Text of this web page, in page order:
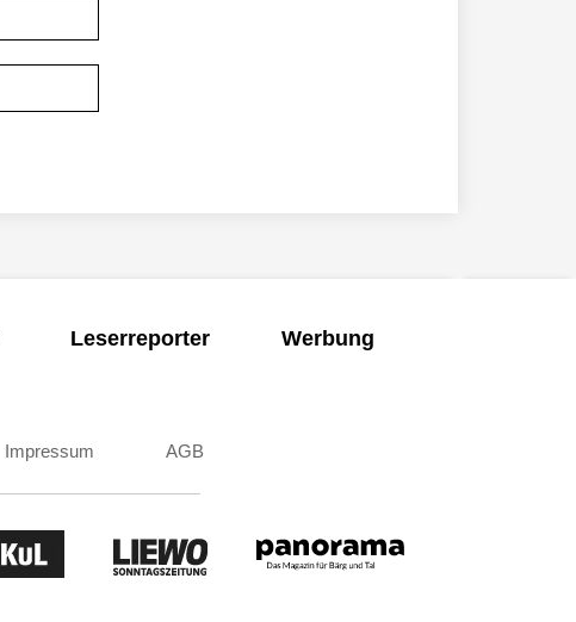
Leserreporter
Werbung
Impressum AGB